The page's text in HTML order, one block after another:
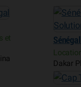
et
Dakar